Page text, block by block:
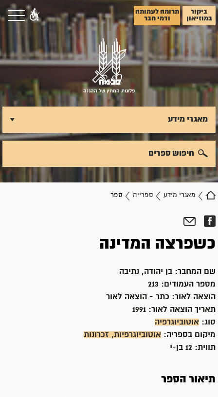
ביקור
במוזיאון
תרומה לעמותה
ודמי חבר
פלוגות המחץ של ההגנה
מאגרי מידע ספרייה ספר
מאגרי מידע
חיפוש ספרים
כשפרצה המדינה
שם המחבר: בן יהודה, נתיבה
מספר העמודים: 213
הוצאה לאור: כתר - הוצאה לאור
תאריך הוצאה לאור:
סוג: אוטוביוגרפיה
מיקום בספריה: אוטוביוגרפיות, זכרונות
תווית: 12 בן-י
תיאור הספר